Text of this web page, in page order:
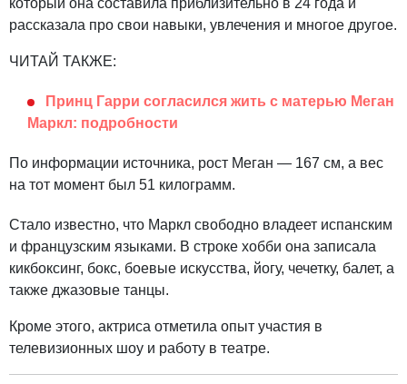
который она составила приблизительно в 24 года и
рассказала про свои навыки, увлечения и многое другое.
ЧИТАЙ ТАКЖЕ:
Принц Гарри согласился жить с матерью Меган
Маркл: подробности
По информации источника, рост Меган — 167 см, а вес
на тот момент был 51 килограмм.
Стало известно, что Маркл свободно владеет испанским
и французским языками. В строке хобби она записала
кикбоксинг, бокс, боевые искусства, йогу, чечетку, балет, а
также джазовые танцы.
Кроме этого, актриса отметила опыт участия в
телевизионных шоу и работу в театре.